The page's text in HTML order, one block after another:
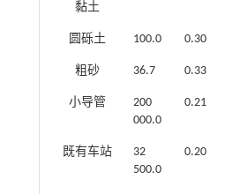
黏土
圆砾土 100.0 0.30
粗砂 36.7 0.33
小导管
200
000.0
0.21
既有车站
32
500.0
0.20